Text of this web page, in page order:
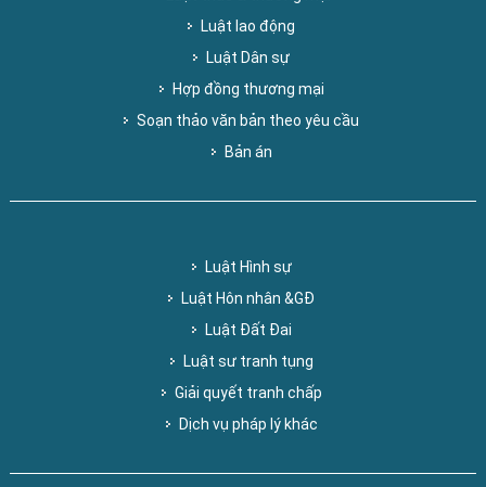
Luật lao động
Luật Dân sự
Hợp đồng thương mại
Soạn thảo văn bản theo yêu cầu
Bản án
Luật Hình sự
Luật Hôn nhân &GĐ
Luật Đất Đai
Luật sư tranh tụng
Giải quyết tranh chấp
Dịch vụ pháp lý khác